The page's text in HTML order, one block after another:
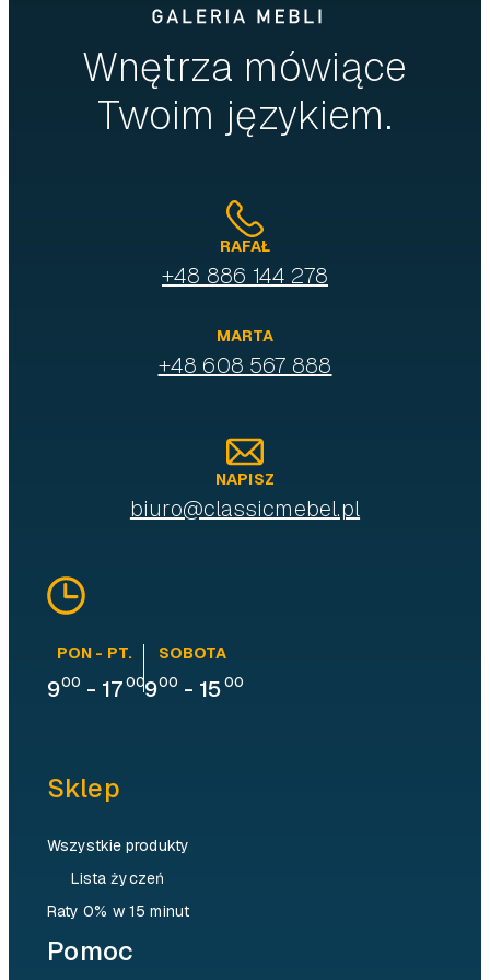
Wnętrza mówiące
Twoim językiem.
RAFAŁ
+48 886 144 278
MARTA
+48 608 567 888
NAPISZ
biuro@classicmebel.pl
PON - PT.
900 - 17 00
SOBOTA
900 - 15 00
Sklep
Wszystkie produkty
Lista życzeń
Raty 0% w 15 minut
Pomoc